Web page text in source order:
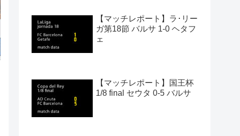
【マッチレポート】ラ･リー
ガ第18節 バルサ 1-0 ヘタフ
ェ
【マッチレポート】国王杯
1/8 final セウタ 0-5 バルサ